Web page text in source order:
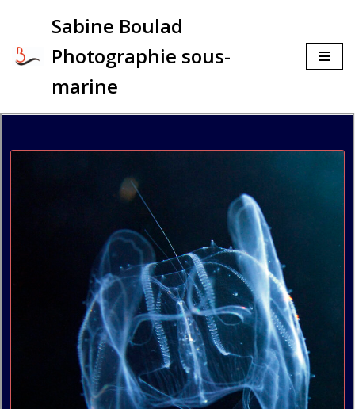
Aller
au
contenu
Sabine Boulad
Photographie sous-
marine